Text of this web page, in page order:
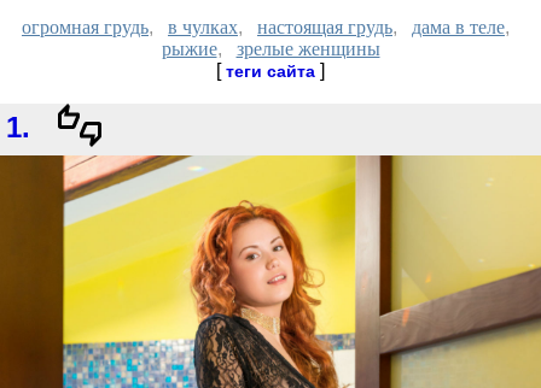
огромная грудь, в чулках, настоящая грудь, дама в теле,
рыжие, зрелые женщины
[теги сайта ]
1.